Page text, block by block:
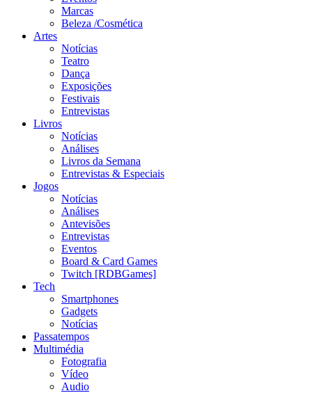
Marcas
Beleza /Cosmética
Artes
Notícias
Teatro
Dança
Exposições
Festivais
Entrevistas
Livros
Notícias
Análises
Livros da Semana
Entrevistas & Especiais
Jogos
Notícias
Análises
Antevisões
Entrevistas
Eventos
Board & Card Games
Twitch [RDBGames]
Tech
Smartphones
Gadgets
Notícias
Passatempos
Multimédia
Fotografia
Vídeo
Audio